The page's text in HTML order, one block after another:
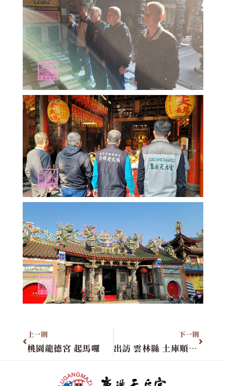
上一則
桃園龍德宮 起馬囉
下一則
出訪 雲林縣 土庫順天宮&斗南順安宮